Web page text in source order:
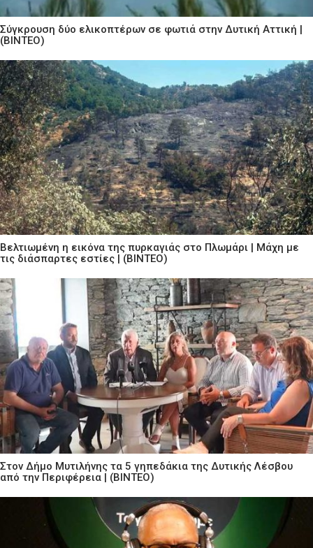
Σύγκρουση δύο ελικοπτέρων σε φωτιά στην Δυτική Αττική |
(ΒΙΝΤΕΟ)
Βελτιωμένη η εικόνα της πυρκαγιάς στο Πλωμάρι | Μάχη με
τις διάσπαρτες εστίες | (ΒΙΝΤΕΟ)
Στον Δήμο Μυτιλήνης τα 5 γηπεδάκια της Δυτικής Λέσβου
από την Περιφέρεια | (ΒΙΝΤΕΟ)